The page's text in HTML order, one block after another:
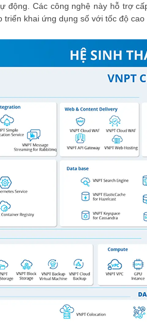
động. Các công nghệ này hỗ trợ
triển khai ứng dụng số với tốc độ cao